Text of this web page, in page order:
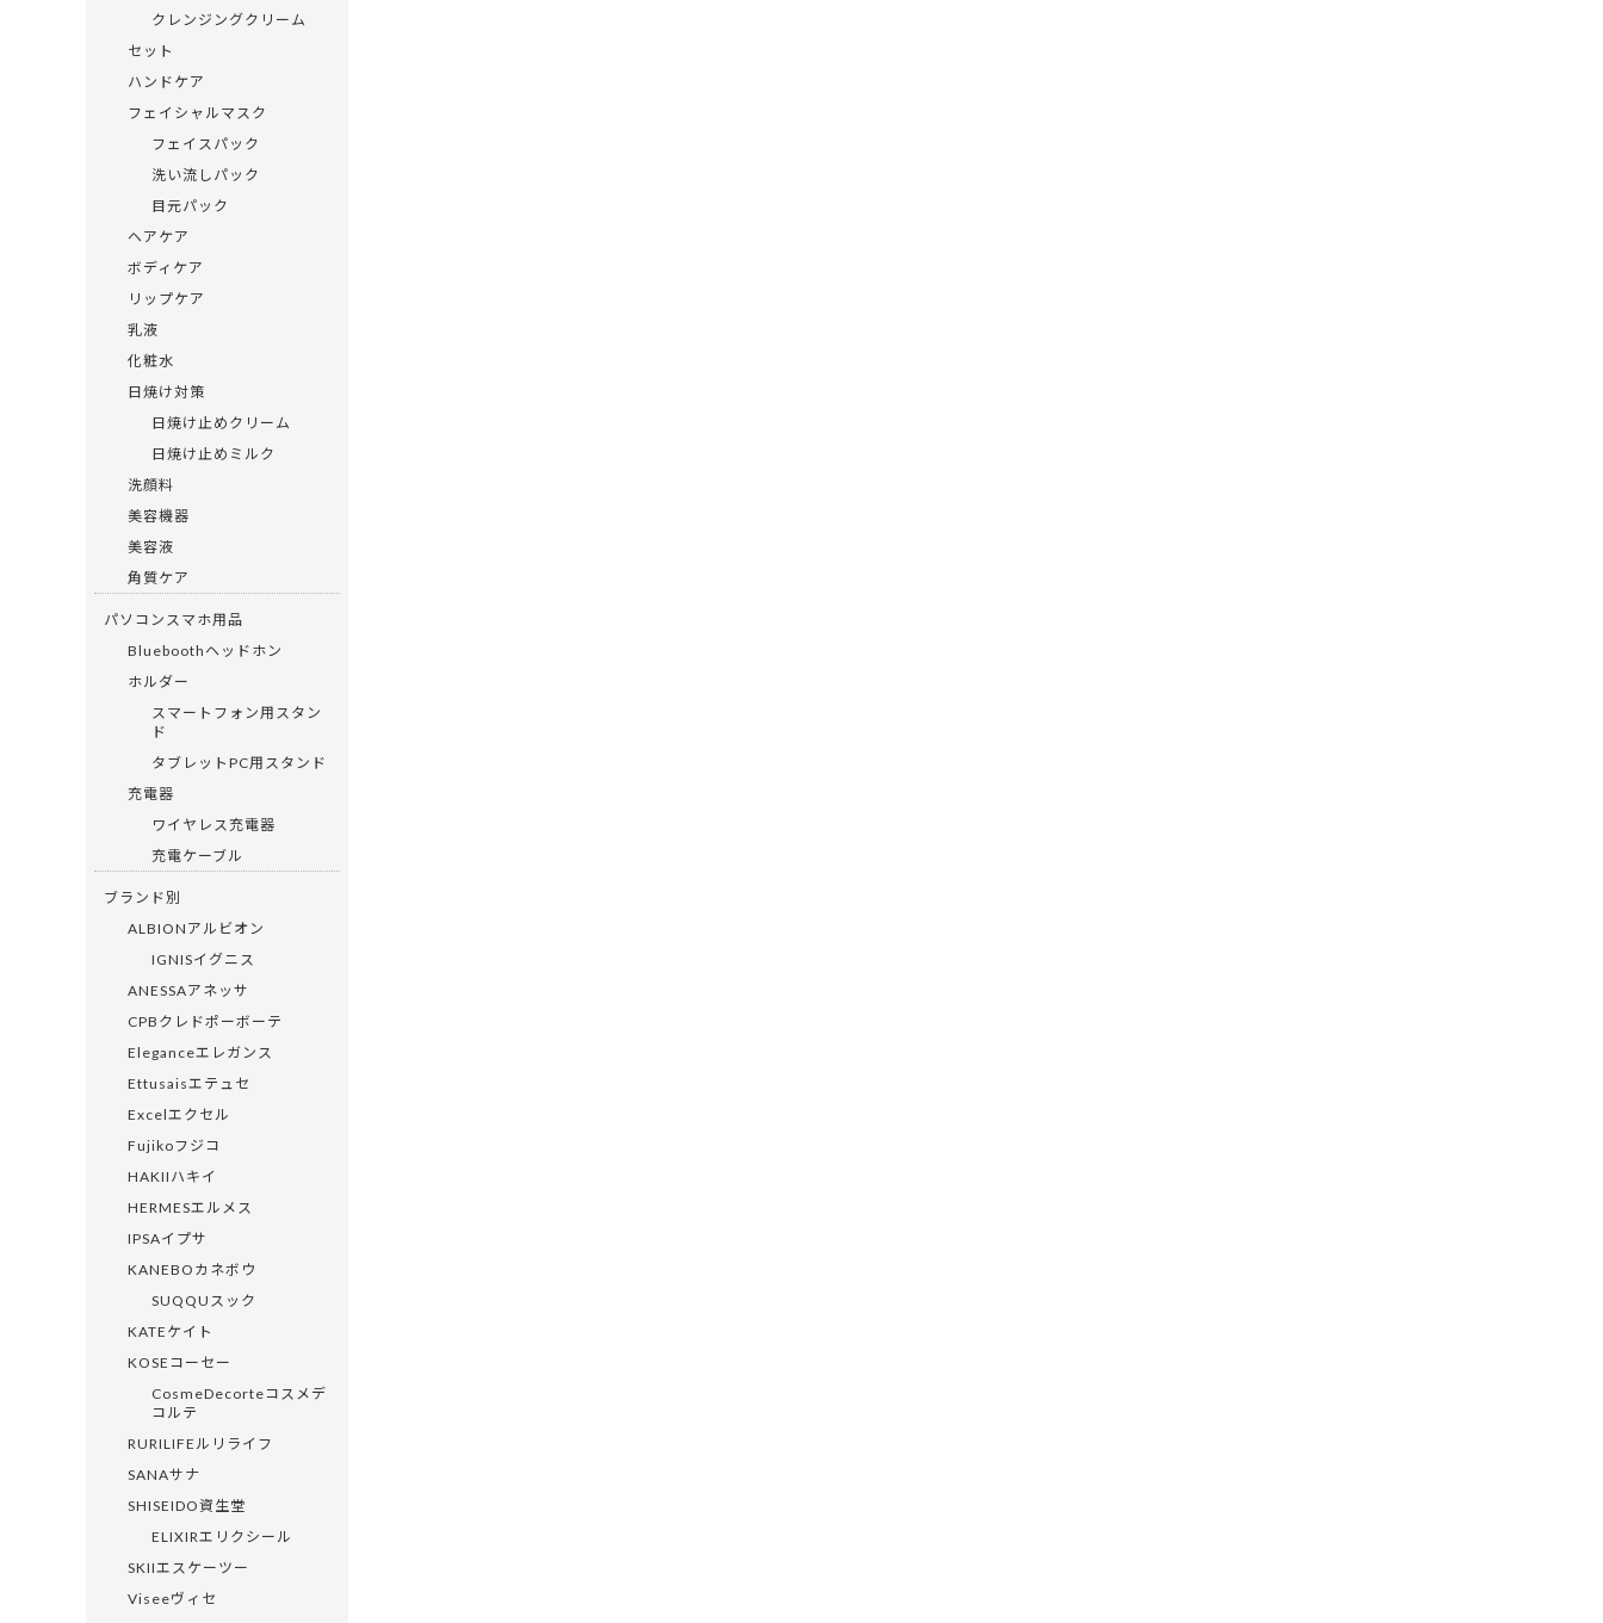
クレンジングクリーム
セット
ハンドケア
フェイシャルマスク
フェイスパック
洗い流しパック
目元パック
ヘアケア
ボディケア
リップケア
乳液
化粧水
日焼け対策
日焼け止めクリーム
日焼け止めミルク
洗顔料
美容機器
美容液
角質ケア
パソコンスマホ用品
Blueboothヘッドホン
ホルダー
スマートフォン用スタン
ド
タブレットPC用スタンド
充電器
ワイヤレス充電器
充電ケーブル
ブランド別
ALBIONアルビオン
IGNISイグニス
ANESSAアネッサ
CPBクレドポーボーテ
Eleganceエレガンス
Ettusaisエテュセ
Excelエクセル
Fujikoフジコ
HAKIIハキイ
HERMESエルメス
IPSAイプサ
KANEBOカネボウ
SUQQUスック
KATEケイト
KOSEコーセー
CosmeDecorteコスメデ
コルテ
RURILIFEルリライフ
SANAサナ
SHISEIDO資生堂
ELIXIRエリクシール
SKIIエスケーツー
Viseeヴィセ